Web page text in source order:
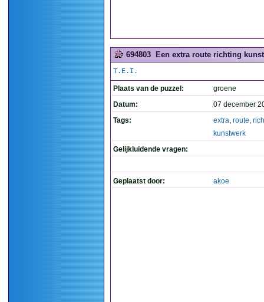
694803 Een extra route richting
T.E.I.
Plaats van de puzzel:
groene
Datum:
07 december
Tags:
extra, route,
kunstwerk
Gelijkluidende vragen:
Geplaatst door: akoe